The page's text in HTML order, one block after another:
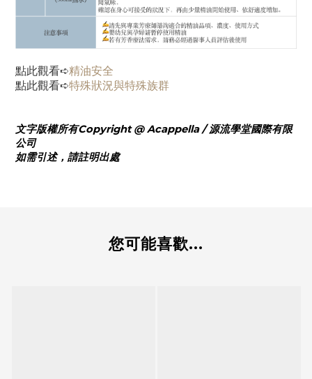
點此觀看➪精油安全
點此觀看➪特殊狀況與特殊族群
文字版權所有Copyright @ Acappella / 源流學堂國際有限
公司
如需引述，請註明出處
您可能喜歡...